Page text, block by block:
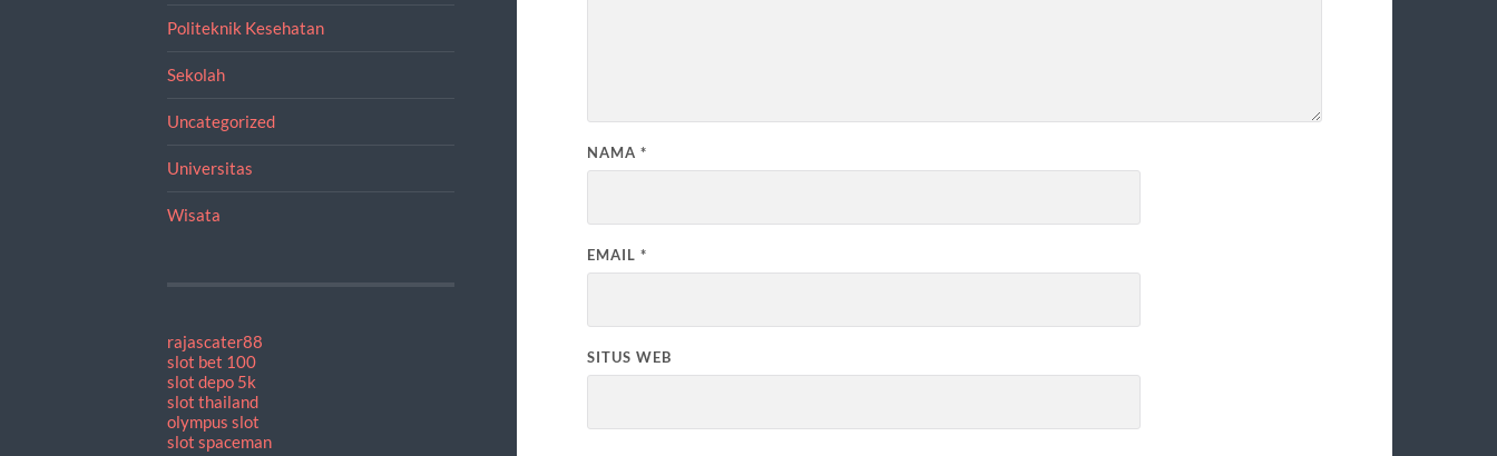
Politeknik Kesehatan
Sekolah
Uncategorized
Universitas
Wisata
rajascater88
slot bet 100
slot depo 5k
slot thailand
olympus slot
slot spaceman
NAMA *
EMAIL *
SITUS WEB